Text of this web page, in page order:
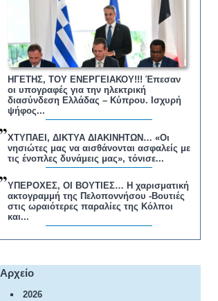
ΗΓΕΤΗΣ, ΤΟΥ ΕΝΕΡΓΕΙΑΚΟΥ!!! Έπεσαν
οι υπογραφές για την ηλεκτρική
διασύνδεση Ελλάδας – Κύπρου. Ισχυρή
ψήφος...
ΧΤΥΠΑΕΙ, ΔΙΚΤΥΑ ΔΙΑΚΙΝΗΤΩΝ… «Οι
νησιώτες μας να αισθάνονται ασφαλείς με
τις ένοπλες δυνάμεις μας», τόνισε...
ΥΠΕΡΟΧΕΣ, ΟΙ ΒΟΥΤΙΕΣ… Η χαρισματική
ακτογραμμή της Πελοποννήσου -Βουτιές
στις ωραιότερες παραλίες της Κόλποι
και...
Αρχείο
2026